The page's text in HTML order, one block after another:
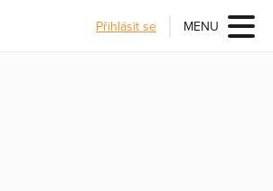
Přihlásit se MENU